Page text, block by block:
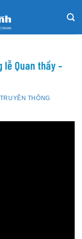
lễ Quan thầy –
THÔNG